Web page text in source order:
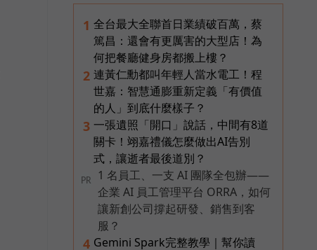
1 全台最大全聯首日業績破百萬，蔡
篤昌：還會有更厲害的大型店！為
何把餐廳健身房都搬上樓？
2 連黃仁勳都叫年輕人當水電工！程
世嘉：智慧通膨重新定義「有價值
的人」到底什麼樣子？
3 一張遺照「開口」說話，中間有8道
關卡！翊嘉禮儀怎麼做出AI告別
式，讓逝者最後道別？
PR
1 名員工、一支 AI 團隊全包辦——
企業 AI 員工管理平台 ORRA，如何
讓新創公司撐起研發、銷售到客
服？
4 Gemini Spark完整教學｜幫你讀